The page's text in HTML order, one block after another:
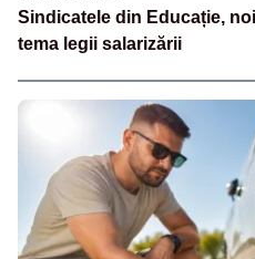
Sindicatele din Educație,
tema legii salarizării